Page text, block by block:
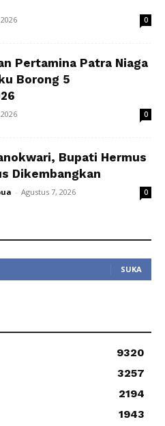
0
Pertamina Patra Niaga
Borong 5
0
Bupati Hermus
Dikembangkan
- Agustus 7, 2026 0
SUKA
9320
3257
2194
1943